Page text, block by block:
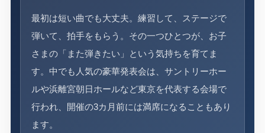
最初は短い曲でも大丈夫。練習して、ステージで
弾いて、拍手をもらう。その一つひとつが、お子
さまの「また弾きたい」という気持ちを育てま
す。中でも人気の豪華発表会は、サントリーホー
ルや浜離宮朝日ホールなど東京を代表する会場で
行われ、開催の3カ月前には満席になることもあり
ます。